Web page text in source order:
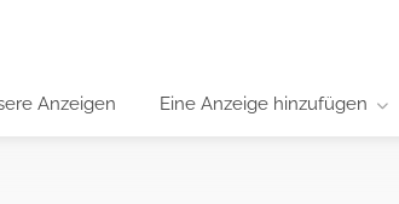
Anzeigen Eine Anzeige hinzufügen